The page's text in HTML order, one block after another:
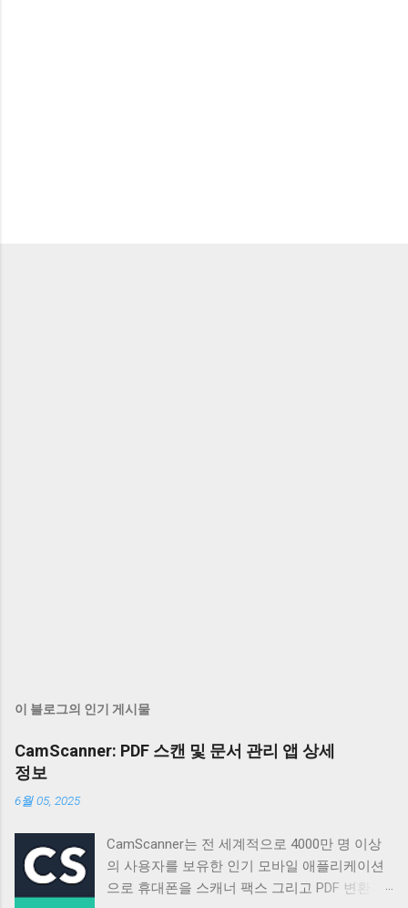
이 블로그의 인기 게시물
CamScanner: PDF 스캔 및 문서 관리 앱 상세
정보
6월 05, 2025
CamScanner는 전 세계적으로 4000만 명 이상
의 사용자를 보유한 인기 모바일 애플리케이션
으로 휴대폰을 스캐너 팩스 그리고 PDF 변환기